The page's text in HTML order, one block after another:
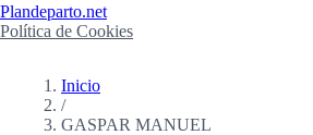
Plandeparto.net
Política de Cookies
Inicio
/
GASPAR MANUEL